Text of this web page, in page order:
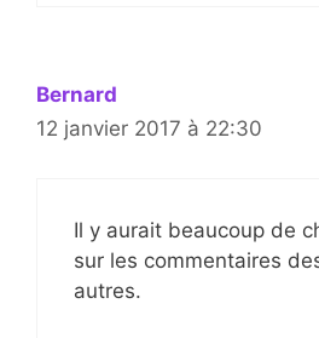
Bernard
12 janvier 2017 à 22:30
Il y aurait beaucoup de
sur les commentaires
autres.